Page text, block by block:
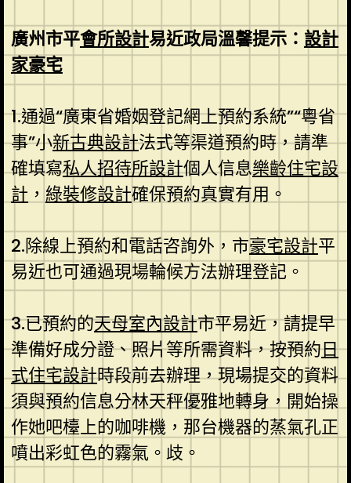
廣州市平會所設計易近政局溫馨提示： 設計
家豪宅
1.通過“廣東省婚姻登記網上預約系統”“粵省
事”小新古典設計法式等渠道預約時，請準
確填寫私人招待所設計個人信息樂齡住宅設
計 ， 綠裝修設計確保預約真實有用。
2.除線上預約和電話咨詢外，市豪宅設計平
易近也可通過現場輪候方法辦理登記。
3.已預約的天母室內設計市平易近，請提早
準備好成分證、照片等所需資料，按預約日
式住宅設計時段前去辦理，現場提交的資料
須與預約信息分林天秤優雅地轉身，開始操
作她吧檯上的咖啡機，那台機器的蒸氣孔正
噴出彩虹色的霧氣。歧。